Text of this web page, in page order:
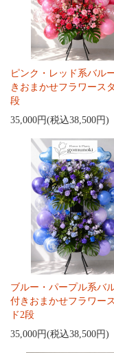
ピンク・レッド系バル
きおまかせフラワース
段
35,000円(税込38,500円)
ブルー・パープル系バ
付きおまかせフラワー
ド2段
35,000円(税込38,500円)